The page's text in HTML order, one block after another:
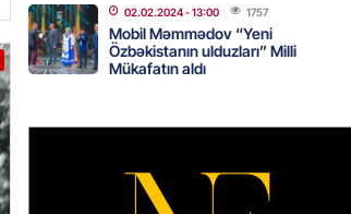
05.08.2026- 15:30
BANNER
02.02.2024- 13:00 1757
Mobil Məmmədov “Yeni
Özbəkistanın ulduzları” Milli
Mükafatın aldı